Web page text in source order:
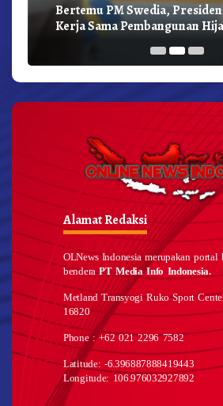
Bertemu PM Swedia,
Kerja Sama Pembangunan
Alamat Redaksi
OLNews Indonesia merupakan portal
benderaPT Media Info Indonesia.
Metland Transyogi Ruko Sport
16820
Phone : +62 021 2296 7582
Latitude: -6.396887888419443
Longitude: 106.976032927892